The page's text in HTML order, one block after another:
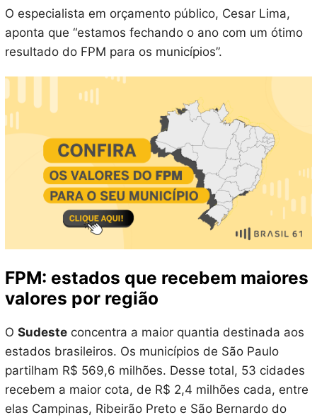
O especialista em orçamento público, Cesar Lima,
aponta que “estamos fechando o ano com um ótimo
resultado do FPM para os municípios”.
FPM: estados que recebem maiores
valores por região
O Sudesteconcentra a maior quantia destinada aos
estados brasileiros. Os municípios de São Paulo
partilham R$ 569,6 milhões. Desse total, 53 cidades
recebem a maior cota, de R$ 2,4 milhões cada, entre
elas Campinas, Ribeirão Preto e São Bernardo do